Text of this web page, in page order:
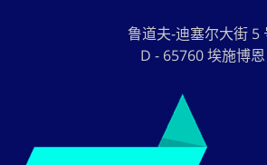
鲁道夫-迪塞尔大街 5
D - 65760 埃施博恩